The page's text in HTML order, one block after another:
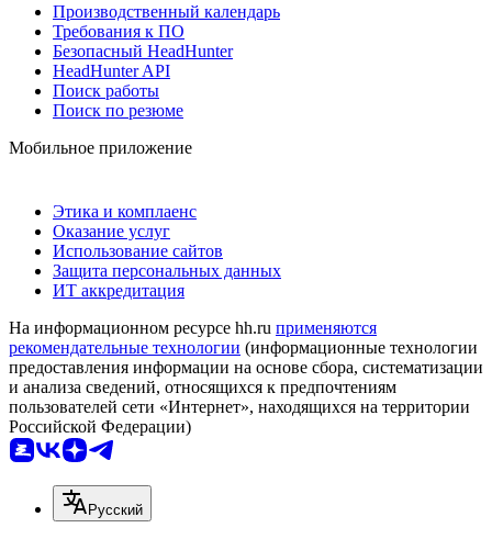
Производственный календарь
Требования к ПО
Безопасный HeadHunter
HeadHunter API
Поиск работы
Поиск по резюме
Мобильное приложение
Этика и комплаенс
Оказание услуг
Использование сайтов
Защита персональных данных
ИТ аккредитация
На информационном ресурсе hh.ru применяются
рекомендательные технологии (информационные технологии
предоставления информации на основе сбора, систематизации
и анализа сведений, относящихся к предпочтениям
пользователей сети «Интернет», находящихся на территории
Российской Федерации)
Русский